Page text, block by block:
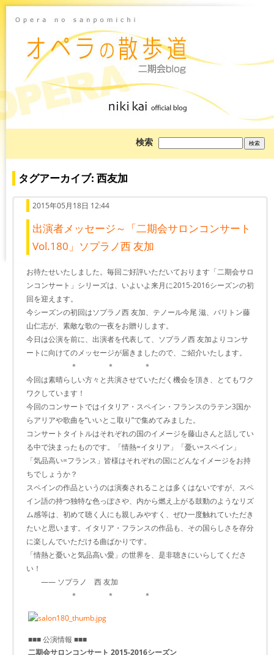
検索
を
タグアーカイブ: 西友加
2015年05月18日 12:44
出演者メッセージ～「二期会サロンコンサート
Vol.180」ソプラノ西 友加
お待たせいたしました。毎回ご好評いただいております「二期会サロ
ンコンサート」シリーズは、いよいよ来月に2015-2016シーズンの初
回を迎えます。
今シーズンの初回はソプラノ西 友加、テノール今尾 滋、バリトン藤
山仁志が、素敵な歌の一夜をお贈りします。
今日は公演を前に、出演者を代表して、ソプラノ西 友加よりコンサ
ートに向けてのメッセージが届きましたので、ご紹介いたします。
＊ ＊ ＊
今回は素晴らしい方々と共演させていただく機会を頂き、とてもワク
ワクしています！
今回のコンサートではイタリア・スペイン・フランスのラテン3国か
らアリアや歌曲を“いいとこ取り”で集めてみました。
コンサートタイトルはそれぞれの国のイメージを藤山さんと話してい
る中で決まったものです。「情熱=イタリア」「憂い=スペイン」
「気品高い=フランス」皆様はそれぞれの国にどんなイメージをお持
ちでしょうか？
スペインの作品というのは演奏されることは多くはないですが、スペ
イン語の持つ独特な色っぽさや、内から燃え上がる鼓動のようなリズ
ム感等は、初めて聴く人にも親しみやすく、ぜひ一度触れていただき
たいと思います。イタリア・フランスの作品も、その国らしさを存分
に楽しんでいただける曲ばかりです。
「情熱と憂いと気品高い愛」の世界を、是非聴きにいらしてくださ
い！
―― ソプラノ 西 友加
＊ ＊ ＊
■■■ 公演情報 ■■■
二期会サロンコンサート 2015-2016シーズン